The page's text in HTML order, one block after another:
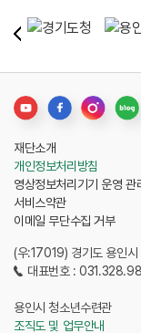
(우:17019) 경기도 용인시
대표번호 :
용인시 청소년수련관
조직도 및 업무안내
재단소개
개인정보처리방침
영상정보처리기기 운영 관
서비스약관
이메일 무단수집 거부